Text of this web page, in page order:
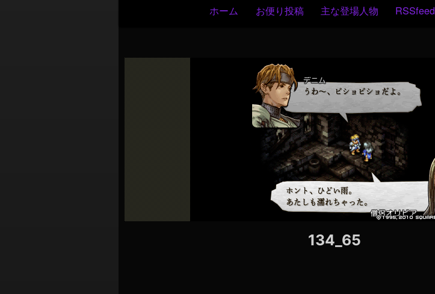
ナ
ビ
ゲ
ー
シ
ョ
ン
ホーム お便り投稿 主な登場人物
134_65